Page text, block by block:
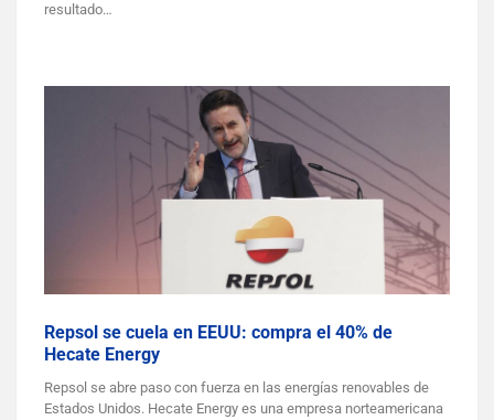
resultado…
Repsol se cuela en EEUU: compra el 40% de
Hecate Energy
Repsol se abre paso con fuerza en las energías renovables de
Estados Unidos. Hecate Energy es una empresa norteamericana